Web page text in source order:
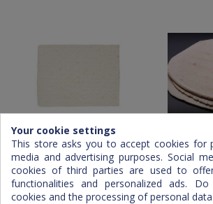
Pizza Base 30x50
Your cookie settings
This store asks you to accept cookies for
media and advertising purposes. Social
cookies of third parties are used to
functionalities and personalized ads.
cookies and the processing of personal